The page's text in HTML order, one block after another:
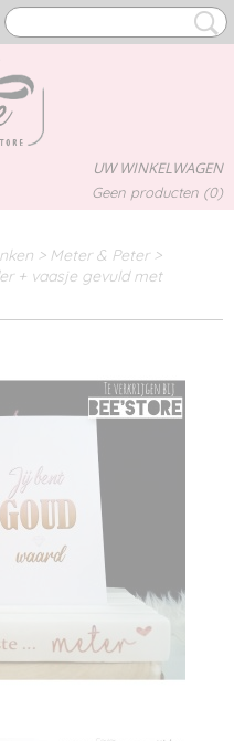
UW WINKELWAGEN
Geen producten (0)
> Meter & Peter>
+ vaasje gevuld met